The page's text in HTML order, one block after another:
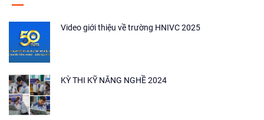
Video giới thiệu về trường HNIVC 2025
KỲ THI KỸ NĂNG NGHỀ 2024